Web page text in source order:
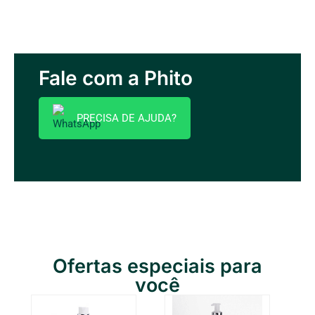
Fale com a Phito
PRECISA DE AJUDA?
Ofertas especiais para
você